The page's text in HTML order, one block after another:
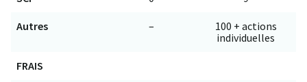
Autres –
100 + actions
individuelles
FRAIS